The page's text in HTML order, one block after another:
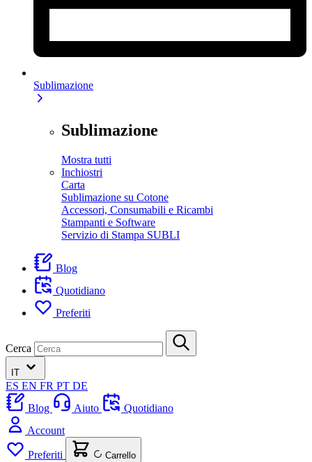
Sublimazione
Sublimazione
Mostra tutti
Inchiostri
Carta
Sublimazione su Cotone
Accessori, Consumabili e Ricambi
Stampanti e Software
Servizio di Stampa SUBLI
Blog
Quotidiano
Preferiti
Cerca
IT
ES EN FR PT DE
Blog
Aiuto
Quotidiano
Account
Preferiti Carrello